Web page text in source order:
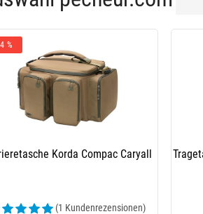
%
Korda Compac Caryall
(1 Kundenrezensionen)